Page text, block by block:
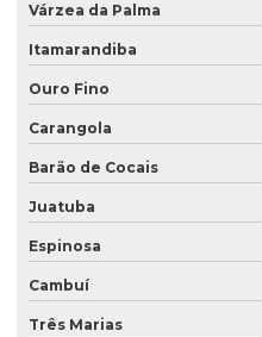
Várzea da Palma
Itamarandiba
Ouro Fino
Carangola
Barão de Cocais
Juatuba
Espinosa
Cambuí
Três Marias